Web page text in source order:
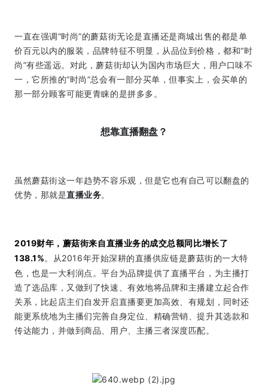
一直在强调“时尚”的蘑菇街无论是直播还是商城出售的都是单
价百元以内的服装，品牌特征不明显，从品位到价格，都和“时
尚”有些遥远。 对此，蘑菇街却认为国内市场巨大，用户口味不
一，它所推的“时尚”总会有一部分买单，但事实上，会买单的
那一部分顾客可能更青睐的是拼多多。
想靠直播翻盘？
虽然蘑菇街这一年趋势不容乐观，但是它也有自己可以翻盘的
优势，那就是直播业务。
2019财年，蘑菇街来自直播业务的成交总额同比增长了
138.1%。从2016年开始深耕的直播供应链是蘑菇街的一大特
色，也是一大利润点。平台为品牌提供了直播平台，为主播打
造了选品库，又做到了快速、有效地将品牌和主播建立起合作
关系，比起店主们自发开启直播要更加高效、有规划，同时还
能更系统地为主播们完善自身定位、精确营销、提升其选款和
传达能力，并做到商品、用户、主播三者深度匹配。